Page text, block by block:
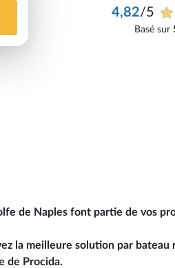
4,82/5
Basé sur
de Naples font partie de vos
la meilleure solution par bateau
de Procida.